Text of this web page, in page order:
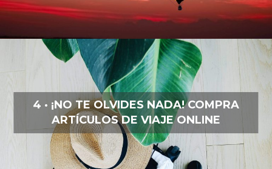
4 · ¡NO TE OLVIDES NADA! COMPRA
ARTÍCULOS DE VIAJE ONLINE